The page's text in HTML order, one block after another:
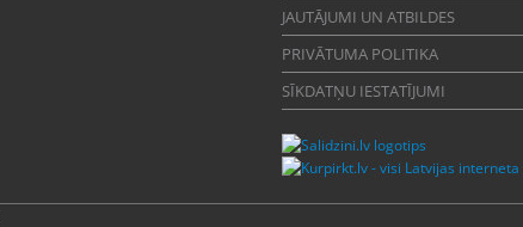
JAUTĀJUMI UN ATBILDES
PRIVĀTUMA POLITIKA
SĪKDATŅU IESTATĪJUMI